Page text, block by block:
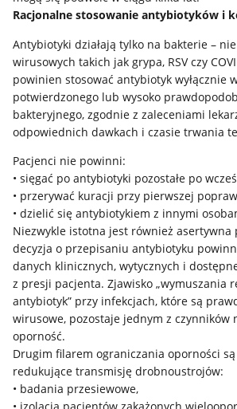
Racjonalne stosowanie antybiotyków i
Antybiotyki działają tylko na bakterie –
wirusowych takich jak grypa, RSV czy
powinien stosować antybiotyk wyłącznie
potwierdzonego lub wysoko
bakteryjnego, zgodnie z zaleceniami
odpowiednich dawkach i czasie trwania
Pacjenci nie powinni:
• sięgać po antybiotyki pozostałe po
• przerywać kuracji przy pierwszej
• dzielić się antybiotykiem z innymi
Niezwykle istotna jest również asertywna
decyzja o przepisaniu antybiotyku
danych klinicznych, wytycznych i
z presji pacjenta. Zjawisko „wymuszania
antybiotyk” przy infekcjach, które są
wirusowe, pozostaje jednym z czynników
oporność.
Drugim filarem ograniczania oporności są
redukujące transmisję drobnoustrojów:
• badania przesiewowe,